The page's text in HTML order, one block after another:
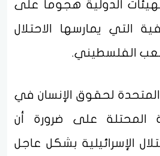
الدولية هجوما على
التي يمارسها الاحتلال
الفلسطيني.
لحقوق الإنسان في
المحتلة على ضرورة أن
الإسرائيلية بشكل عاجل